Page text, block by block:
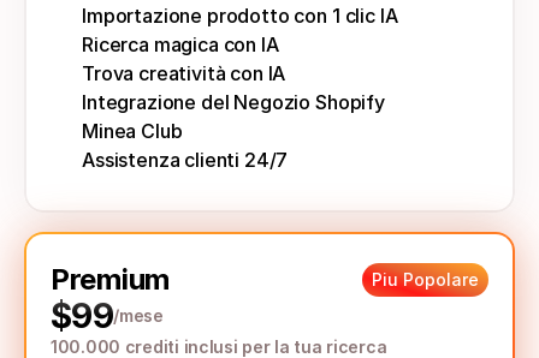
Importazione prodotto con 1 clic IA
Ricerca magica con IA
Trova creatività con IA
Integrazione del Negozio Shopify
Minea Club
Assistenza clienti 24/7
Premium Piu Popolare
$99/mese
100.000 crediti inclusi per la tua ricerca